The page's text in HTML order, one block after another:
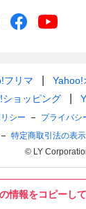
情報をコピーし
フリマ
Yahoo!
ショッピング
シー プライバシ
特定商取引法の表示
© LY